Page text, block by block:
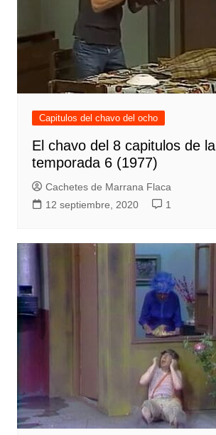
Capitulos del chavo del ocho
El chavo del 8 capitulos de la
temporada 6 (1977)
Cachetes de Marrana Flaca
12 septiembre, 2020
1